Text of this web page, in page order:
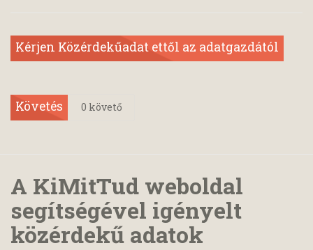
Kérjen Közérdekűadat ettől az adatgazdától
Követés 0 követő
A KiMitTud weboldal
segítségével igényelt
közérdekű adatok